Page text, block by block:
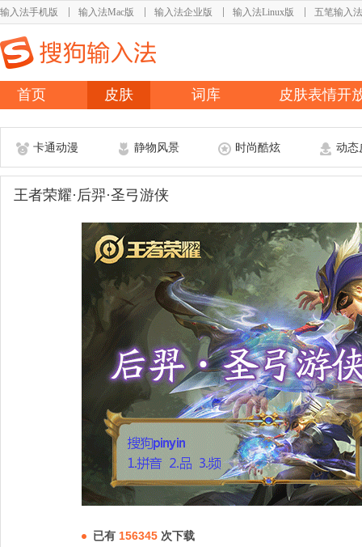
输入法手机版 输入法Mac版 输入法企业版 输入法Linux版 五笔输入法
首页 皮肤 词库 皮肤表情开
卡通动漫 静物风景 时尚酷炫 动态
王者荣耀·后羿·圣弓游侠
已有 156345 次下载